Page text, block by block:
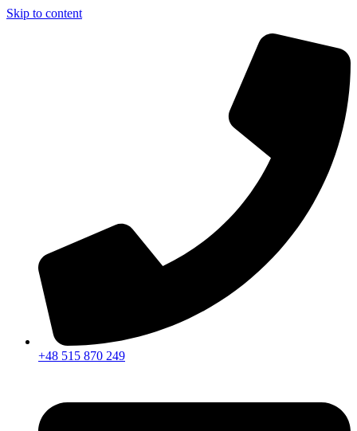
Skip to content
+48 515 870 249